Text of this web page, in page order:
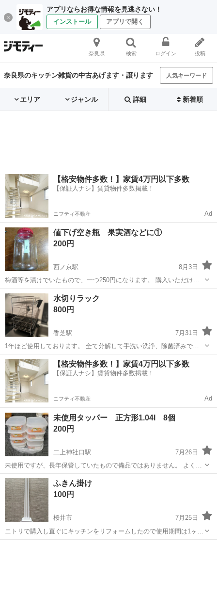
アプリならお得な情報を見逃さない！
インストール アプリで開く
奈良県 検索 ログイン 投稿
奈良県のキッチン雑貨の中古あげます・譲ります 人気キーワード
エリア ジャンル 詳細 新着順
【格安物件多数！】家賃4万円以下多数
【保証人ナシ】賃貸物件多数掲載！
ニフティ不動産 Ad
値下げ空き瓶 果実酒などに①
200円
西ノ京駅
8月3日
梅酒等を漬けでいたもので、一つ250円になります。 購入いただける
番号を教えて下さい。 汚れがあるので、洗ってお使い下さい。また、
神経質な方はご遠慮下さい。 取引は富雄南タウン又はダイキ富雄南店
の駐車場でお願いします。
奈良 奈良市 西ノ京駅
水切りラック
800円
香芝駅
7月31日
1年ほど使用しております。 全て分解して手洗い洗浄、除菌済みで
す。 水捌け部分(黒い部分)は仕様に伴う少々の汚れはあるかもですが
全体的に綺麗です。 分解してのお渡しでよければ紙袋に入れてお渡し
させていただきますので、お取引の...
奈良 香芝市 香芝駅 家庭用品 水切り
【格安物件多数！】家賃4万円以下多数
【保証人ナシ】賃貸物件多数掲載！
ニフティ不動産 Ad
未使用タッパー 正方形1.04l 8個
200円
二上神社口駅
7月26日
未使用ですが、長年保管していたもので備品ではありません。 よく洗
って使用してください。 受け渡し場所 ローソン葛城新在家店 平日は
夕方、土日祝は応相談です。
奈良 葛城市 二上神社口駅
ふきん掛け
100円
桜井市
7月25日
ニトリで購入し直ぐにキッチンをリフォームしたので使用期間は1ヶ月
位と短期間で大変綺麗です。 両面テープでの使用になりますがテープ